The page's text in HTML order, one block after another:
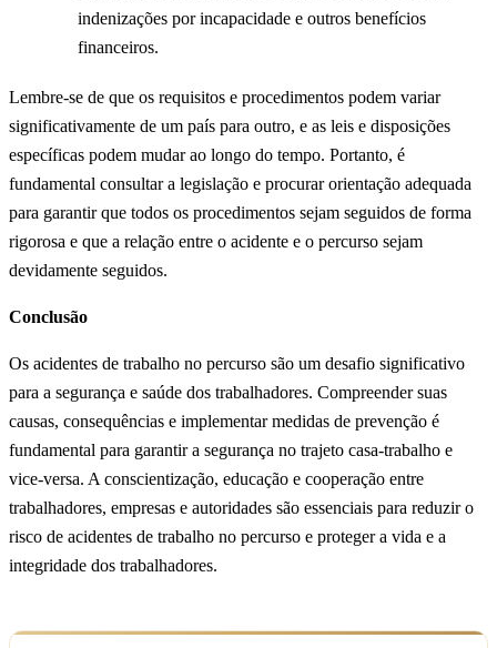
indenizações por incapacidade e outros benefícios
financeiros.
Lembre-se de que os requisitos e procedimentos podem variar
significativamente de um país para outro, e as leis e disposições
específicas podem mudar ao longo do tempo. Portanto, é
fundamental consultar a legislação e procurar orientação adequada
para garantir que todos os procedimentos sejam seguidos de forma
rigorosa e que a relação entre o acidente e o percurso sejam
devidamente seguidos.
Conclusão
Os acidentes de trabalho no percurso são um desafio significativo
para a segurança e saúde dos trabalhadores. Compreender suas
causas, consequências e implementar medidas de prevenção é
fundamental para garantir a segurança no trajeto casa-trabalho e
vice-versa. A conscientização, educação e cooperação entre
trabalhadores, empresas e autoridades são essenciais para reduzir o
risco de acidentes de trabalho no percurso e proteger a vida e a
integridade dos trabalhadores.